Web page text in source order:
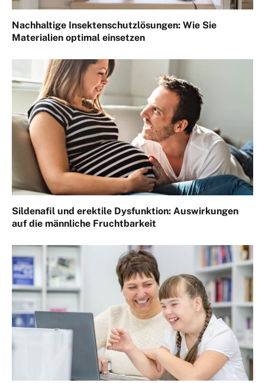
Nachhaltige Insektenschutzlösungen: Wie Sie
Materialien optimal einsetzen
Sildenafil und erektile Dysfunktion: Auswirkungen
auf die männliche Fruchtbarkeit